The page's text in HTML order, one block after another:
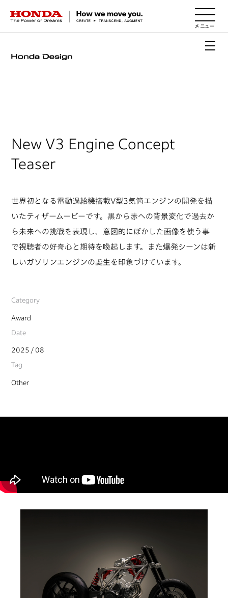
HONDA The Power of Dreams
New V3 Engine Concept
Teaser
Category
Award
Date
2025 / 08
Tag
Other
世界初となる電動過給機搭載V型3気筒エンジンの開発を描
いたティザームービーです。黒から赤への背景変化で過去か
ら未来への挑戦を表現し、意図的にぼかした画像を使う事
で視聴者の好奇心と期待を喚起します。また爆発シーンは新
しいガソリンエンジンの誕生を印象づけています。